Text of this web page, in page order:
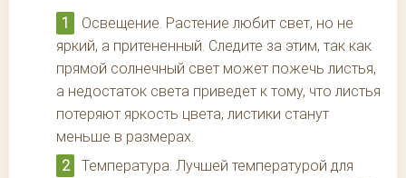
Освещение. Растение любит свет, но не
яркий, а притененный. Следите за этим, так как
прямой солнечный свет может пожечь листья,
а недостаток света приведет к тому, что листья
потеряют яркость цвета, листики станут
меньше в размерах.
Температура. Лучшей температурой для